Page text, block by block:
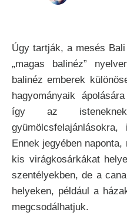
Úgy tartják, a mesés
„magas balinéz”
balinéz emberek
hagyományaik
így az
Ennek jegyében
kis virágkosárkákat
szentélyekben, de a
helyeken, például a
megcsodálhatjuk.